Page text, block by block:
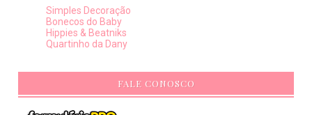
Simples Decoração
Bonecos do Baby
Hippies & Beatniks
Quartinho da Dany
FALE CONOSCO